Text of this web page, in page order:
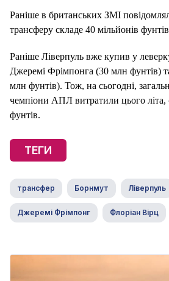
Раніше в британських ЗМІ
трансферу складе 40 мільйонів фунтів
Раніше Ліверпуль вже купив у
Джеремі Фрімпонга (30 млн фунтів)
млн фунтів). Тож, на сьогодні,
чемпіони АПЛ витратили цього літа,
фунтів.
ТЕГИ
трансфер Борнмут Ліверпуль
Джеремі Фрімпонг Флоріан Вірц